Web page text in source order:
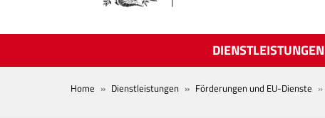
DIENSTLEISTUNGEN
BREADCRUMB
Home Dienstleistungen Förderungen und EU-Dienste